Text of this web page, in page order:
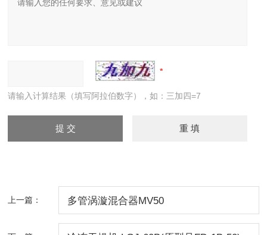
请输入计算结果（填写阿拉伯数字），如：三加四=7
上一篇： 多管涡漩混合器MV50